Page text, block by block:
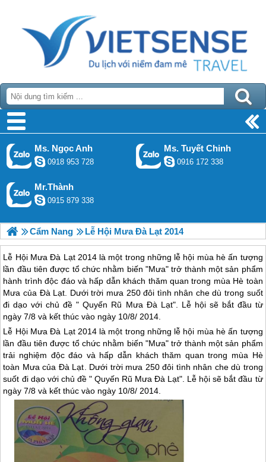
Ms. Ngọc Anh
0918 953 728
Ms. Tuyết Chinh
0916 172 338
Mr.Thành
0915 879 338
Cẩm Nang Lễ Hội Mưa Đà Lạt 2014
Lễ Hội Mưa Đà Lạt 2014 là một trong những lễ hội mùa hè ấn tượng
lần đầu tiên được tổ chức nhằm biến "Mưa" trở thành một sản phẩm
hành trình độc đáo và hấp dẫn khách thăm quan trong mùa Hè toàn
Mưa của Đà Lạt. Dưới trời mưa 250 đôi tình nhân che dù trong suốt
đi dạo với chủ đề " Quyến Rũ Mưa Đà Lạt". Lễ hội sẽ bắt đầu từ
ngày 7/8 và kết thúc vào ngày 10/8/ 2014.
Lễ Hội MưaĐà Lạt2014 là một trong những lễ hội mùa hè ấn tượng
lần đầu tiên được tổ chức nhằm biến "Mưa" trở thành một sản phẩm
trải nghiệm độc đáo và hấp dẫn khách thăm quan trong mùa Hè
toàn Mưa của Đà Lạt. Dưới trời mưa 250 đôi tình nhân che dù trong
suốt đi dạo với chủ đề " Quyến Rũ MưaĐà Lạt". Lễ hội sẽ bắt đầu từ
ngày 7/8 và kết thúc vào ngày 10/8/ 2014.